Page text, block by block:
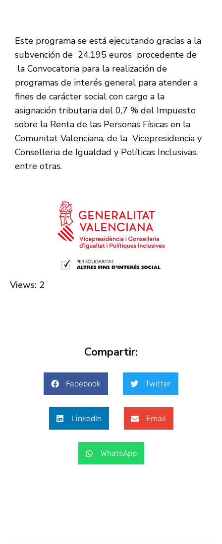
Este programa se está ejecutando gracias a la
subvención de 24.195 euros procedente de
la Convocatoria para la realización de
programas de interés general para atender a
fines de carácter social con cargo a la
asignación tributaria del 0,7 % del Impuesto
sobre la Renta de las Personas Físicas en la
Comunitat Valenciana, de la Vicepresidencia y
Conselleria de Igualdad y Políticas Inclusivas,
entre otras.
Views: 2
Compartir:
Facebook Twitter
LinkedIn Email
WhatsApp